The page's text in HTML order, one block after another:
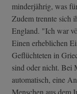
minderjährig, was
Zudem trennte sich
England. "Ich war
Einen erheblichen
Geflüchteten in
sind oder nicht. Bei
automatisch, eine
Menschen aus dem